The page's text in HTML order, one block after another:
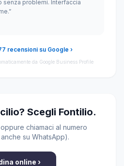
senza problemi. Interfaccia
recensioni su Google ›
da Google Business Profile
Scegli Fontilio.
chiamaci al numero
su WhatsApp).
online ›